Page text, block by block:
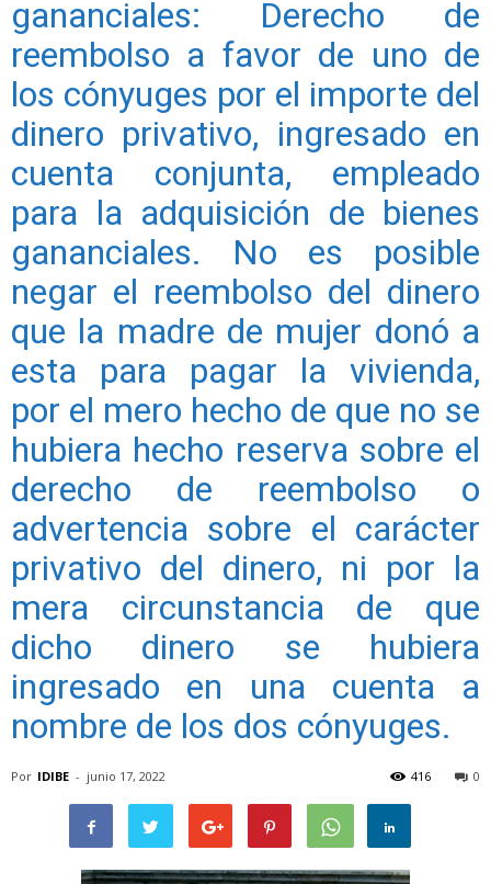
gananciales: Derecho de
reembolso a favor de uno de
los cónyuges por el importe del
dinero privativo, ingresado en
cuenta conjunta, empleado
para la adquisición de bienes
gananciales. No es posible
negar el reembolso del dinero
que la madre de mujer donó a
esta para pagar la vivienda,
por el mero hecho de que no se
hubiera hecho reserva sobre el
derecho de reembolso o
advertencia sobre el carácter
privativo del dinero, ni por la
mera circunstancia de que
dicho dinero se hubiera
ingresado en una cuenta a
nombre de los dos cónyuges.
Por IDIBE - junio 17, 2022 0
416